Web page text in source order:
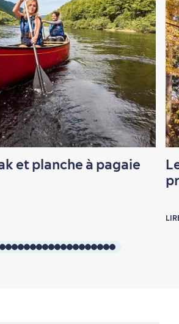
et planche à pagaie